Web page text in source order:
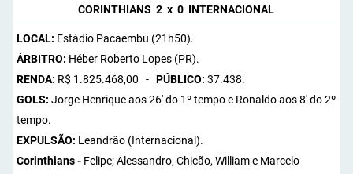
CORINTHIANS 2 x 0 INTERNACIONAL
LOCAL: Estádio Pacaembu (21h50).
ÁRBITRO: Héber Roberto Lopes (PR).
RENDA: R$ 1.825.468,00 - PÚBLICO: 37.438.
GOLS: Jorge Henrique aos 26' do 1º tempo e Ronaldo aos 8' do 2º
tempo.
EXPULSÃO: Leandrão (Internacional).
Corinthians - Felipe; Alessandro, Chicão, William e Marcelo